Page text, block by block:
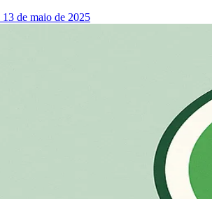
13 de maio de 2025